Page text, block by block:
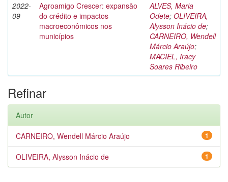
2022-
09
Agroamigo Crescer: expansão
do crédito e impactos
macroeconômicos nos
municípios
ALVES, Maria
Odete; OLIVEIRA,
Alysson Inácio de;
CARNEIRO, Wendell
Márcio Araújo;
MACIEL, Iracy
Soares Ribeiro
Refinar
Autor
1
CARNEIRO, Wendell Márcio Araújo
1
OLIVEIRA, Alysson Inácio de